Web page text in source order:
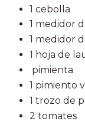
1 cebolla
1 medidor
1 medidor
1 hoja de
pimienta
1 pimiento
1 trozo de
2 tomates